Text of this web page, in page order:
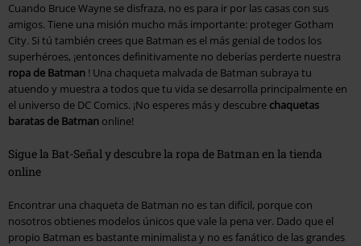
Cuando Bruce Wayne se disfraza, no es para ir por las casas con sus
amigos. Tiene una misión mucho más importante: proteger Gotham
City. Si tú también crees que Batman es el más genial de todos los
superhéroes, ¡entonces definitivamente no deberías perderte nuestra
ropa de Batman ! Una chaqueta malvada de Batman subraya tu
atuendo y muestra a todos que tu vida se desarrolla principalmente en
el universo de DC Comics. ¡No esperes más y descubre chaquetas
baratas de Batman online!
Sigue la Bat-Señal y descubre la ropa de Batman en la tienda
online
Encontrar una chaqueta de Batman no es tan difícil, porque con
nosotros obtienes modelos únicos que vale la pena ver. Dado que el
propio Batman es bastante minimalista y no es fanático de las grandes